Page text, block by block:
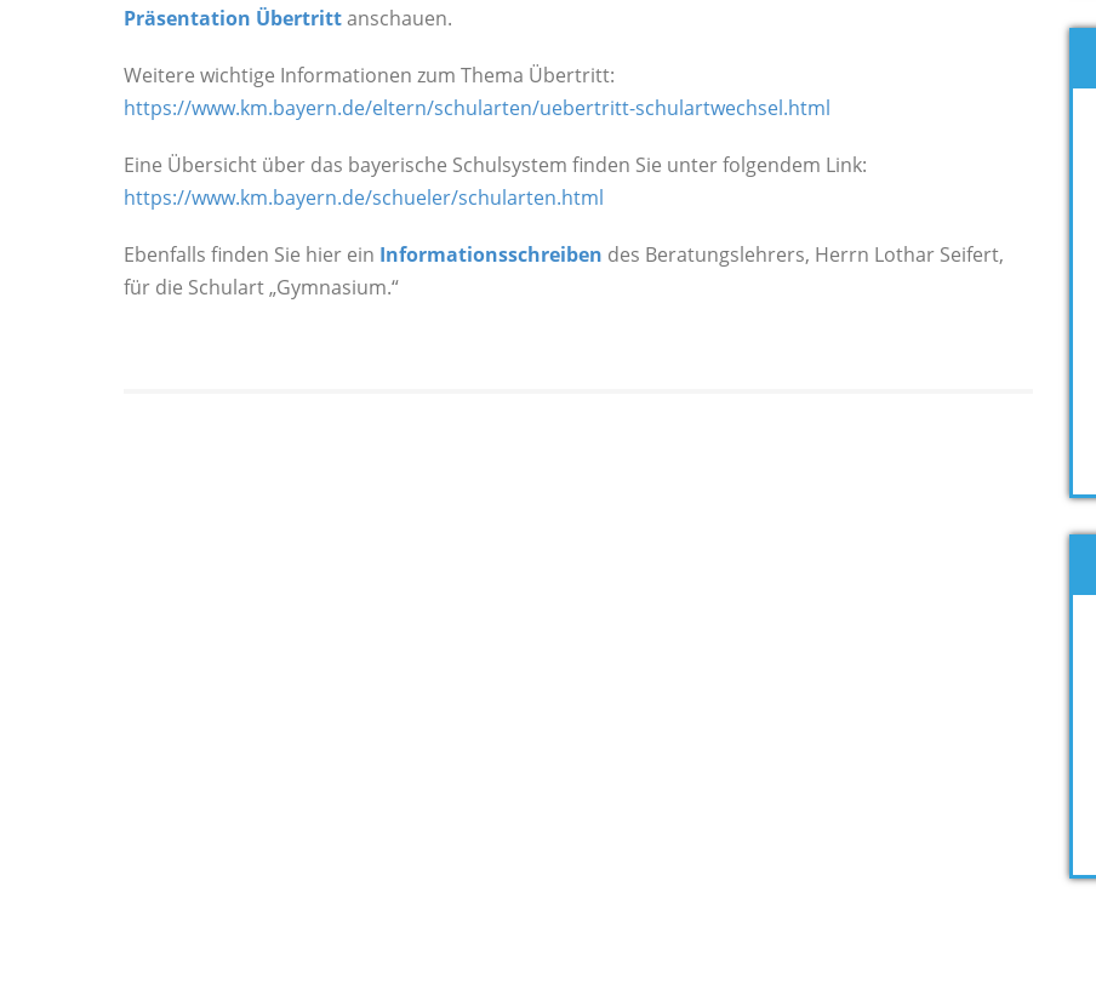
Präsentation Übertrittanschauen.
Weitere wichtige Informationen zum Thema Übertritt:
https://www.km.bayern.de/eltern/schularten/uebertritt-schulartwechsel.html
Eine Übersicht über das bayerische Schulsystem finden Sie unter folgendem Link:
https://www.km.bayern.de/schueler/schularten.html
Ebenfalls finden Sie hier ein Informationsschreiben des Beratungslehrers, Herrn Lothar Seifert,
für die Schulart „Gymnasium.“